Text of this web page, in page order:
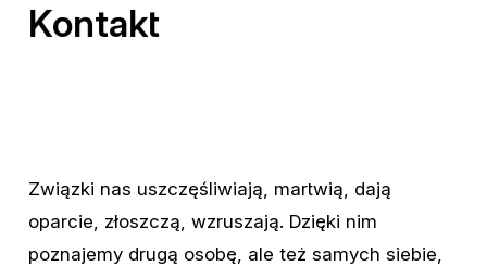
Kontakt
Związki nas uszczęśliwiają, martwią, dają
oparcie, złoszczą, wzruszają. Dzięki nim
poznajemy drugą osobę, ale też samych siebie,